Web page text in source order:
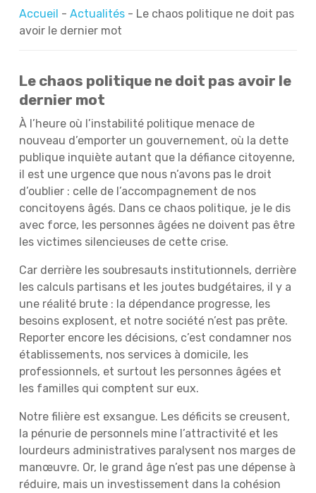
Accueil - Actualités- Le chaos politique ne doit pas
avoir le dernier mot
Le chaos politique ne doit pas avoir le
dernier mot
À l’heure où l’instabilité politique menace de
nouveau d’emporter un gouvernement, où la dette
publique inquiète autant que la défiance citoyenne,
il est une urgence que nous n’avons pas le droit
d’oublier : celle de l’accompagnement de nos
concitoyens âgés. Dans ce chaos politique, je le dis
avec force, les personnes âgées ne doivent pas être
les victimes silencieuses de cette crise.
Car derrière les soubresauts institutionnels, derrière
les calculs partisans et les joutes budgétaires, il y a
une réalité brute : la dépendance progresse, les
besoins explosent, et notre société n’est pas prête.
Reporter encore les décisions, c’est condamner nos
établissements, nos services à domicile, les
professionnels, et surtout les personnes âgées et
les familles qui comptent sur eux.
Notre filière est exsangue. Les déficits se creusent,
la pénurie de personnels mine l’attractivité et les
lourdeurs administratives paralysent nos marges de
manœuvre. Or, le grand âge n’est pas une dépense à
réduire, mais un investissement dans la cohésion